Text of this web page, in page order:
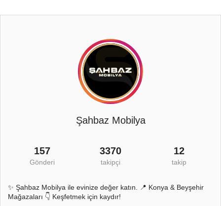
Şahbaz Mobilya
157
Gönderi
3370
takipçi
12
takip
✨ Şahbaz Mobilya ile evinize değer katın. 📍 Konya & Beyşehir
Mağazaları 👇 Keşfetmek için kaydır!